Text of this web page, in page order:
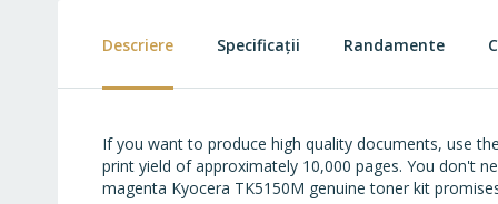
images
Descriere
If you want to produce high quality documents, use
print yield of approximately 10,000 pages. You don't
magenta Kyocera TK5150M genuine toner kit
Specificații Randamente